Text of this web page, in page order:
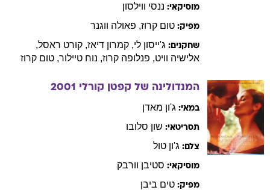
מוסיקאי: ננסי ווילסון
מפיק: טום קרוז, פאולה ווגנר
שחקנים: ג'ייסון לי, קמרון דיאז, קורט ראסל,
אלישיה וויט, פנלופה קרוז, נוח טיילור, טום קרוז
המנדולינה של קפטן קורלי 2001
במאי: ג'ון מאדן
תסריטאי: שון סלובו
צלם: ג'ון טול
מוסיקאי: סטיבן וורבק
מפיק: טים ביבן